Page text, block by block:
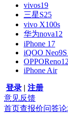
vivos19
三星S25
vivo X100s
华为nova12
iPhone 17
iQOO
OPPOReno12
iPhone Air
登录 | 注册
意见反馈
首页查报价问答